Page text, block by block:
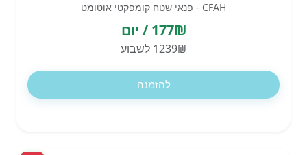
CFAH - פנאי שטח קומפקטי אוטומט
177₪ / יום
1239₪ לשבוע
להזמנה